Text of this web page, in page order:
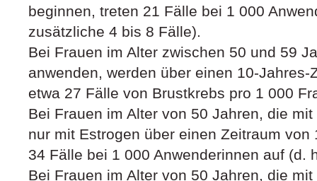
beginnen, treten 21 Fälle bei 1 000
zusätzliche 4 bis 8 Fälle).
Bei Frauen im Alter zwischen 50 und 59
anwenden, werden über einen 10-
etwa 27 Fälle von Brustkrebs pro 1 000
Bei Frauen im Alter von 50 Jahren, die
nur mit Estrogen über einen Zeitraum
34 Fälle bei 1 000 Anwenderinnen auf (d.
Bei Frauen im Alter von 50 Jahren, die